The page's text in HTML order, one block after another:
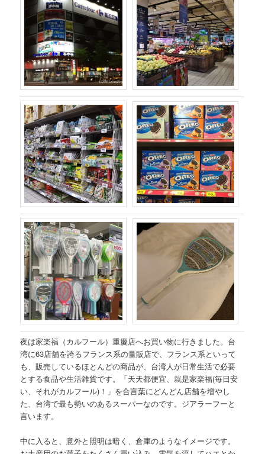
夜は家楽福（カルフール）重慶店へお買い物に行きました。台
湾に63店舗を誇るフランス系の量販店で、フランス系といって
も、販売しているほとんどの商品が、台湾人が日常生活で必要
とする食品や生活雑貨です。「天天都便宜、就是家楽福(毎日安
い、それがカルフール)！」を合言葉にどんどん店舗を増やし
た、台湾で最も勢いのあるスーパーなのです。ジアラーフーと
言います。
中に入ると、意外と照明は暗く、倉庫のようなイメージです。